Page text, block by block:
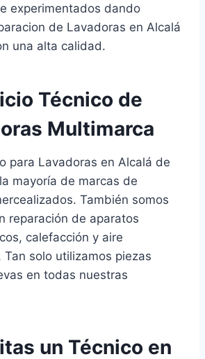
experimentados dando
de Lavadoras en Alcalá
una alta calidad.
Técnico de
Multimarca
para Lavadoras en Alcalá de
mayoría de marcas de
También somos
reparación de aparatos
calefacción y aire
solo utilizamos piezas
en todas nuestras
un Técnico en